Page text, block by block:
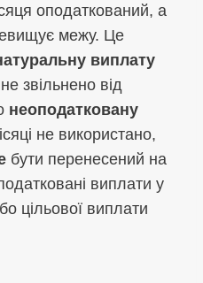
оподаткований, а
межу. Це
виплату
звільнено від
неоподатковану
не використано,
бути перенесений на
виплати у
цільової виплати